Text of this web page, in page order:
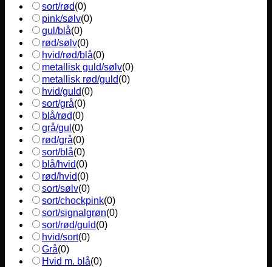
sort/rød(0)
pink/sølv(0)
gul/blå(0)
rød/sølv(0)
hvid/rød/blå(0)
metallisk guld/sølv(0)
metallisk rød/guld(0)
hvid/guld(0)
sort/grå(0)
blå/rød(0)
grå/gul (0)
rød/grå(0)
sort/blå(0)
blå/hvid(0)
rød/hvid(0)
sort/sølv(0)
sort/chockpink(0)
sort/signalgrøn(0)
sort/rød/guld(0)
hvid/sort(0)
Grå(0)
Hvid m. blå(0)